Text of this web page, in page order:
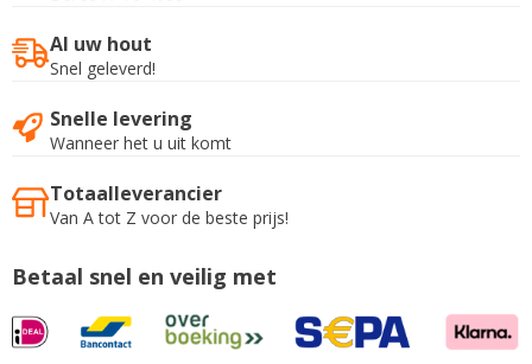
Al uw hout
Snel geleverd!
Snelle levering
Wanneer het u uit komt
Totaalleverancier
Van A tot Z voor de beste prijs!
Betaal snel en veilig met